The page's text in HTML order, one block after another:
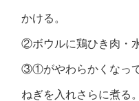
かける。
②ボウルに鶏ひき肉・
③①がやわらかくなっ
ねぎを入れさらに煮る。